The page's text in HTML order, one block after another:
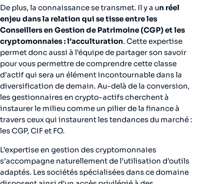
De plus, la connaissance se transmet. Il y a un réel
enjeu dans la relation qui se tisse entre les
Conseillers en Gestion de Patrimoine (CGP) et les
cryptomonnaies : l’acculturation. Cette expertise
permet donc aussi à l’équipe de partager son savoir
pour vous permettre de comprendre cette classe
d’actif qui sera un élément incontournable dans la
diversification de demain. Au-delà de la conversion,
les gestionnaires en crypto-actifs cherchent à
instaurer le milieu comme un pilier de la finance à
travers ceux qui instaurent les tendances du marché :
les CGP, CIF et FO.
L’expertise en gestion des cryptomonnaies
s’accompagne naturellement de l’utilisation d’outils
adaptés. Les sociétés spécialisées dans ce domaine